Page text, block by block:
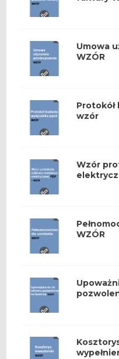
Umowa
WZÓR
Protokół
wzór
Wzór
WZÓR